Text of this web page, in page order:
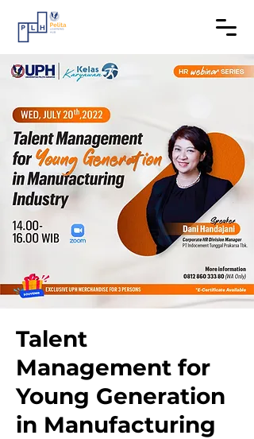
Talent
Management for
Young Generation
in Manufacturing